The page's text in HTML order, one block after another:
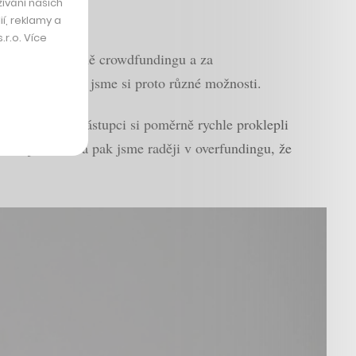
ve formě crowdfundingu a za
srovnali jsme si proto různé možnosti.
Jejich zástupci si poměrně rychle proklepli
nejnižší cíl a pak jsme raději v overfundingu, že
reklamy a
Více